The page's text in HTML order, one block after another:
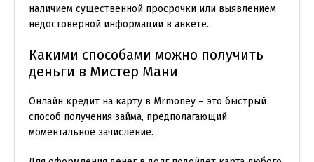
наличием существенной просрочки или выявлением
недостоверной информации в анкете.
Какими способами можно получить
деньги в Мистер Мани
Онлайн кредит на карту в Mrmoney – это быстрый
способ получения займа, предполагающий
моментальное зачисление.